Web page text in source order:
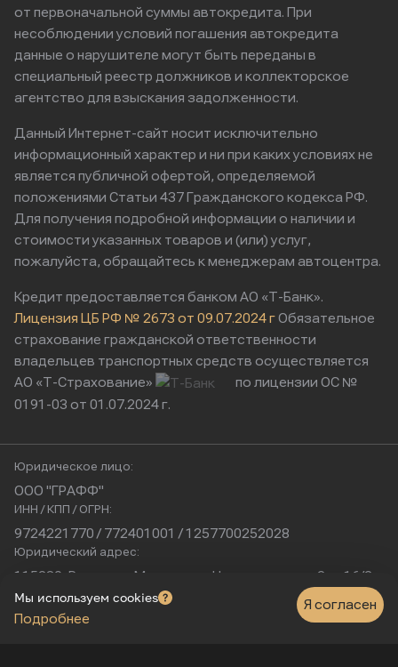
от первоначальной суммы автокредита. При
несоблюдении условий погашения автокредита
данные о нарушителе могут быть переданы в
специальный реестр должников и коллекторское
агентство для взыскания задолженности.
Данный Интернет-сайт носит исключительно
информационный характер и ни при каких условиях не
является публичной офертой, определяемой
положениями Статьи 437 Гражданского кодекса РФ.
Для получения подробной информации о наличии и
стоимости указанных товаров и (или) услуг,
пожалуйста, обращайтесь к менеджерам автоцентра.
Кредит предоставляется банком АО «Т-Банк».
Лицензия ЦБ РФ № 2673 от 09.07.2024 гОбязательное
страхование гражданской ответственности
владельцев транспортных средств осуществляется
АО «Т-Страхование»
по лицензии ОС №
0191-03 от 01.07.2024 г.
Юридическое лицо:
ООО "ГРАФФ"
ИНН / КПП / ОГРН:
9724221770 / 772401001 / 1257700252028
Юридический адрес:
115230, Россия, г. Москва, ул. Нагатинская, д. 2, п. 16/2
Физический адрес:
г. Москва, Нагатинская улица, 16к1с5
Мы используем cookies
Подробнее
Я согласен